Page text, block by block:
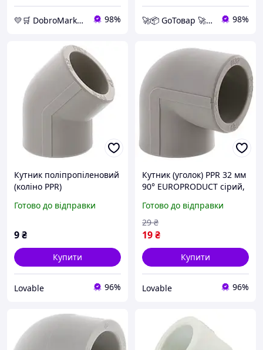
💛🛒 DobroMarket 💛🛒 мережа інтернет-магазинів 98% 🚀📦 GoТовар 🚀📦 мережа інтернет магазинів 98%
Кутник поліпропіленовий
(коліно PPR)
під пайку для труб, сірий
Готово до відправки
9₴
Купити
Lovable 96%
Кутник (уголок) PPR 32 мм
90° EUROPRODUCT сірий,
базальтопластик під
пайку для труб
Готово до відправки
19₴
29 ₴
Купити
Lovable 96%